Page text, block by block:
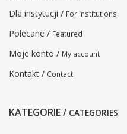
Dla instytucji / For institutions
Polecane / Featured
Moje konto / My account
Kontakt / Contact
KATEGORIE / CATEGORIES